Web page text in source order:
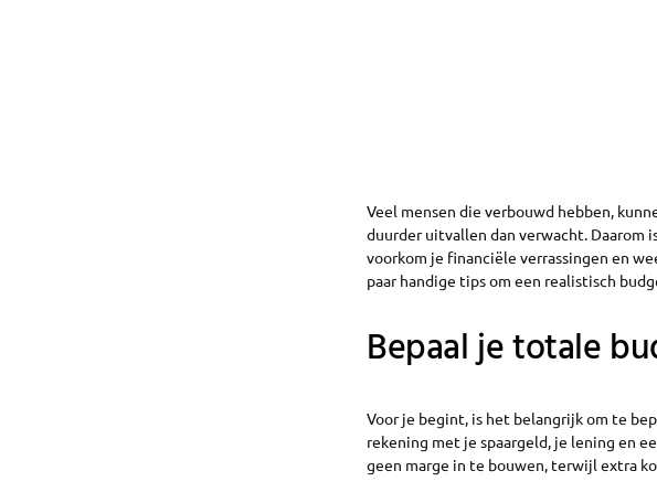
Veel mensen die verbouwd hebben,
duurder uitvallen dan verwacht. Daarom
voorkom je financiële verrassingen en
paar handige tips om een realistisch
Bepaal je totale
Voor je begint, is het belangrijk om te
rekening met je spaargeld, je lening en
geen marge in te bouwen, terwijl extra